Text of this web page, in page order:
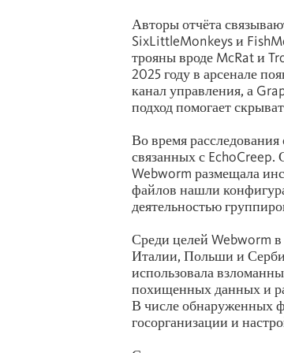
Авторы отчёта
SixLittleMonkeys и
трояны вроде McRat и
2025 году в арсенале
канал управления, а
подход помогает
Во время
связанных с
Webworm размещала
файлов нашли
деятельностью
Среди целей Webworm в
Италии, Польши и
использовала
похищенных данных и
В числе обнаруженных
госорганизации и